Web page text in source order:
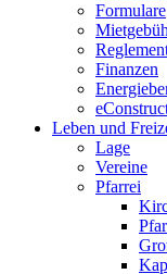
Formulare
Finanzen
Leben und
Lage
Vereine
Pfarrei